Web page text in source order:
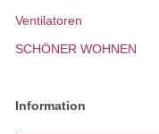
Ventilatoren
SCHÖNER WOHNEN
Information